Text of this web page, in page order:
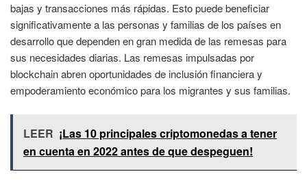
bajas y transacciones más rápidas. Esto puede beneficiar
significativamente a las personas y familias de los países en
desarrollo que dependen en gran medida de las remesas para
sus necesidades diarias. Las remesas impulsadas por
blockchain abren oportunidades de inclusión financiera y
empoderamiento económico para los migrantes y sus familias.
LEER ¡Las 10 principales criptomonedas a tener
en cuenta en 2022 antes de que despeguen!